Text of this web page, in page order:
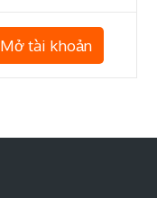
Mở tài khoản